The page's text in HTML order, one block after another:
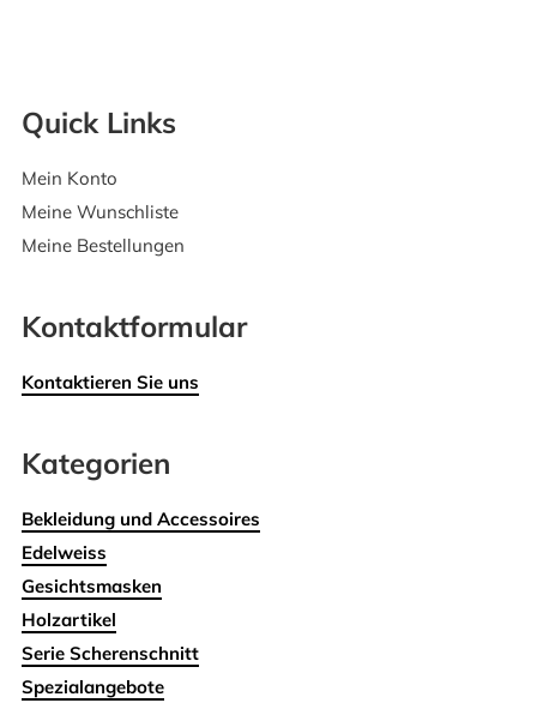
Quick Links
Mein Konto
Meine Wunschliste
Meine Bestellungen
Kontaktformular
Kontaktieren Sie uns
Kategorien
Bekleidung und Accessoires
Edelweiss
Gesichtsmasken
Holzartikel
Serie Scherenschnitt
Spezialangebote